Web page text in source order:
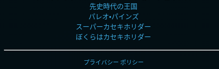
先史時代の王国
パレオ・パインズ
スーパーカセキホリダー
ぼくらはカセキホリダー
プライバシー ポリシー